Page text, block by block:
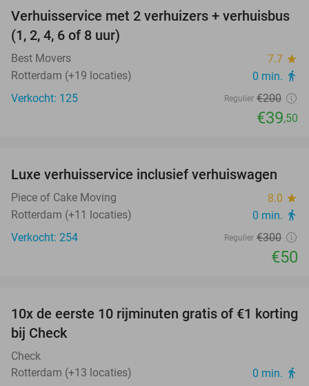
80%
Verhuisservice met 2 verhuizers + verhuisbus
(1, 2, 4, 6 of 8 uur)
Best Movers 7.7 star
Rotterdam (+19 locaties) 0 min. directions_walk
Verkocht: 125 Regulier €200
€39,50
83%
Luxe verhuisservice inclusief verhuiswagen
Piece of Cake Moving 8.0 star
Rotterdam (+11 locaties) 0 min. directions_walk
Verkocht: 254 Regulier €300
€50
85%
10x de eerste 10 rijminuten gratis of €1 korting
bij Check
Check
Rotterdam (+13 locaties)
0 min. directions_walk